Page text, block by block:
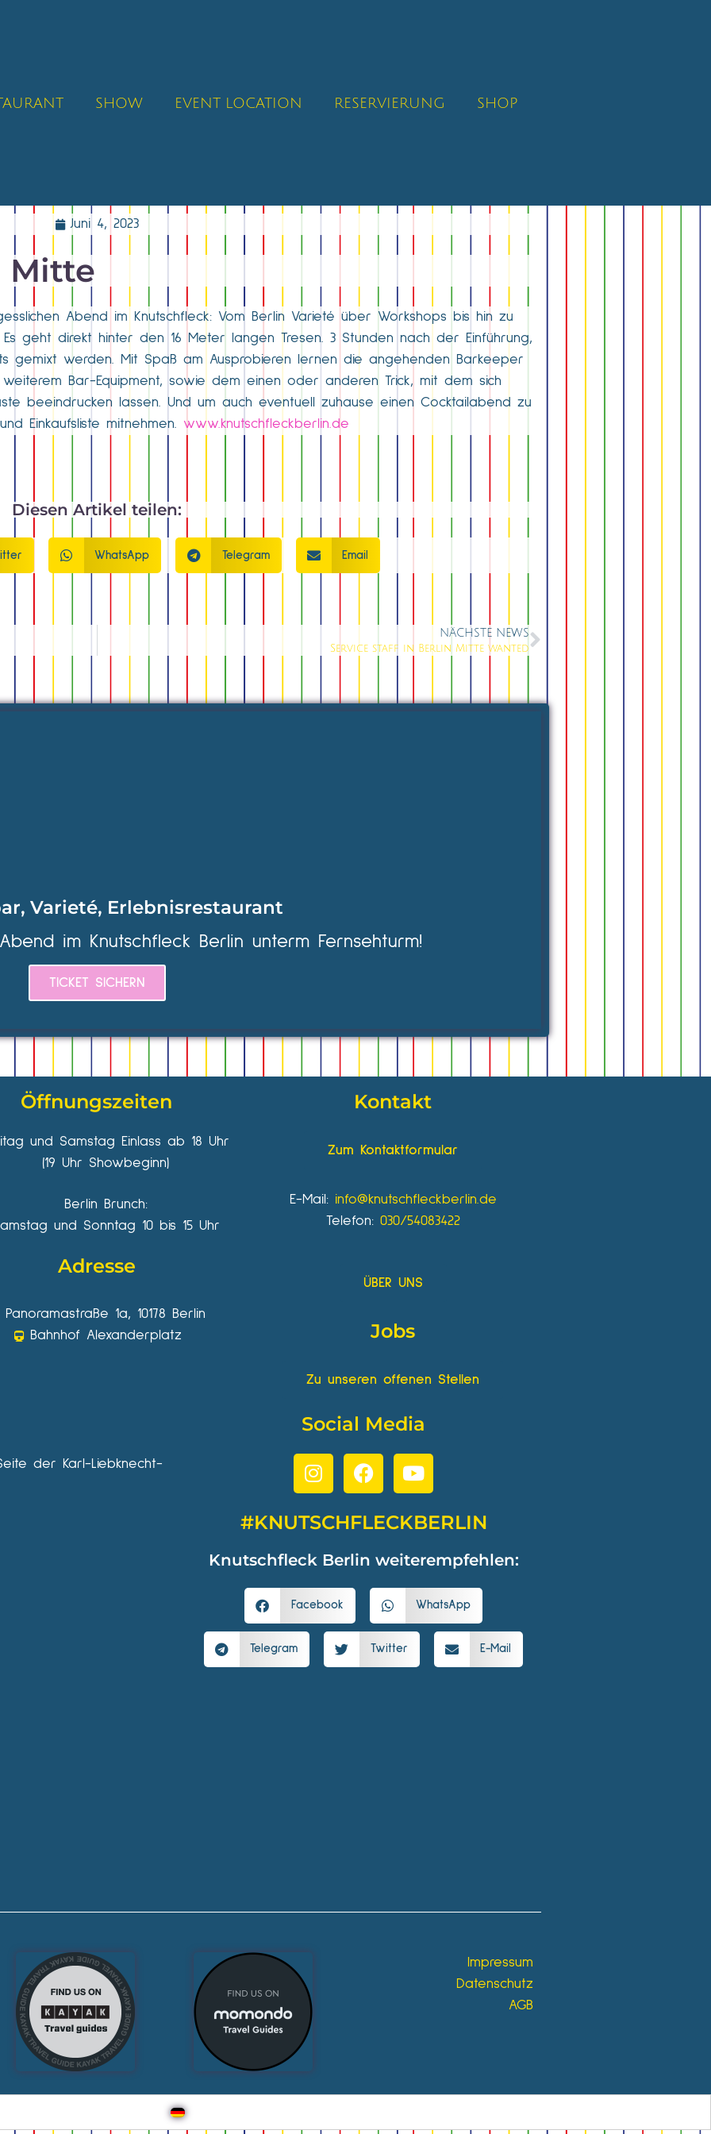
SHOW EVENT LOCATION RESERVIERUNG SHOP
Juni 4, 2023
Mitte
Abend im Knutschfleck: Vom Berlin Varieté über Workshops bis hin zu
geht direkt hinter den 16 Meter langen Tresen. 3 Stunden nach der Einführung,
gemixt werden. Mit Spaß am Ausprobieren lernen die angehenden Barkeeper
Bar-Equipment, sowie dem einen oder anderen Trick, mit dem sich
beeindrucken lassen. Und um auch eventuell zuhause einen Cocktailabend zu
Einkaufsliste mitnehmen. www.knutschfleckberlin.de
Diesen Artikel teilen:
WhatsApp Telegram Email
NÄCHSTE NEWS
Service staff in Berlin Mitte wanted
Varieté, Erlebnisrestaurant
im Knutschfleck Berlin unterm Fernsehturm!
TICKET SICHERN
Öffnungszeiten
und Samstag Einlass ab 18 Uhr
(19 Uhr Showbeginn)
Berlin Brunch:
und Sonntag 10 bis 15 Uhr
Adresse
Panoramastraße 1a, 10178 Berlin
Bahnhof Alexanderplatz
Kontakt
Zum Kontaktformular
E-Mail: info@knutschfleckberlin.de
Telefon: 030/54083422
ÜBER UNS
Jobs
Zu unseren offenen Stellen
der Karl-Liebknecht-
Social Media
#KNUTSCHFLECKBERLIN
Knutschfleck Berlin weiterempfehlen:
Facebook WhatsApp
Telegram Twitter E-Mail
Impressum
Datenschutz
AGB